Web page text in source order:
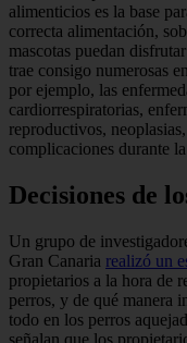
alimenticios es la base
correcta alimentación,
mascotas puedan
trae consigo numerosas
por ejemplo, las
cardiorrespiratorias,
reproductivos,
complicaciones durante
Decisiones de
Un grupo de
Gran Canaria realizó un
propietarios a la hora de
perros, y de qué manera
todo en los perros
señalan que los